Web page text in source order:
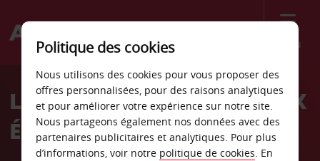
Menu
Welcome
AvisLOCATION DE VOITURE AUX
ÉTATS-UNIS
Politique des cookies
Nous utilisons des cookies pour vous proposer des
offres personnalisées, pour des raisons analytiques
et pour améliorer votre expérience sur notre site.
Nous partageons également nos données avec des
partenaires publicitaires et analytiques. Pour plus
d’informations, voir notre politique de cookies. En